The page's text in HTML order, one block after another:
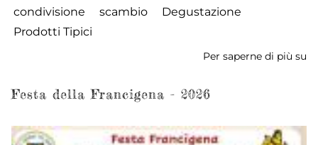
condivisione
scambio
Degustazione
Prodotti Tipici
Per saperne di più su
Festa della Francigena - 2026